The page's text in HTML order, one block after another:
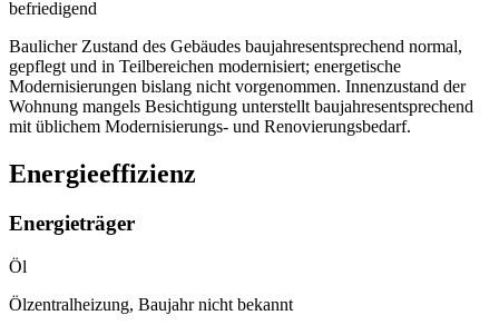
befriedigend
Baulicher Zustand des Gebäudes baujahresentsprechend normal,
gepflegt und in Teilbereichen modernisiert; energetische
Modernisierungen bislang nicht vorgenommen. Innenzustand der
Wohnung mangels Besichtigung unterstellt baujahresentsprechend
mit üblichem Modernisierungs- und Renovierungsbedarf.
Energieeffizienz
Energieträger
Öl
Ölzentralheizung, Baujahr nicht bekannt